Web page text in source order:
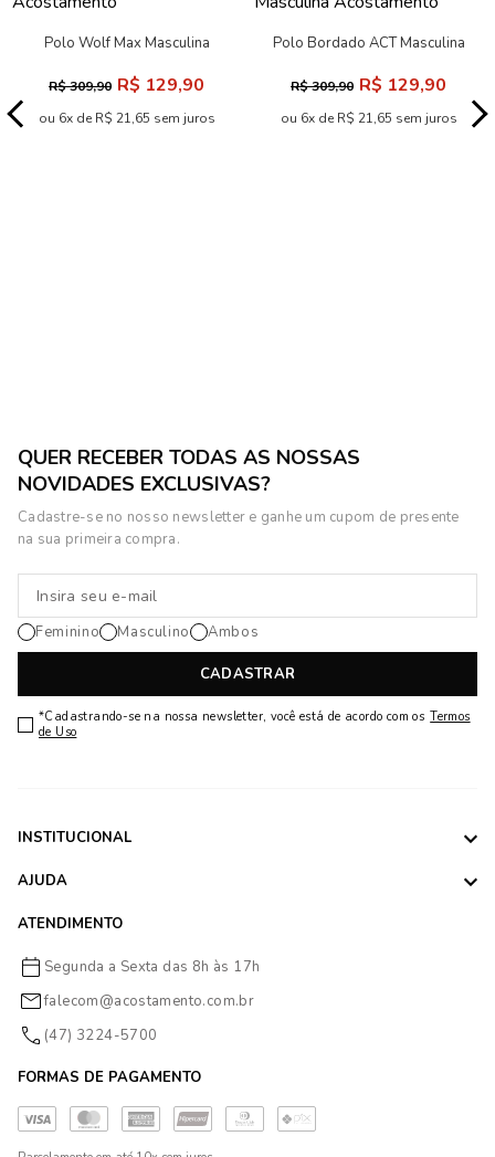
Polo Wolf Max Masculina
R$ 309,90 R$ 129,90
ou 6x de R$ 21,65 sem juros
Polo Bordado ACT Masculina
R$ 309,90 R$ 129,90
ou 6x de R$ 21,65 sem juros
QUER RECEBER TODAS AS NOSSAS
NOVIDADES EXCLUSIVAS?
Cadastre-se no nosso newsletter e ganhe um cupom de presente
na sua primeira compra.
CADASTRAR
Feminino Masculino Ambos
*Cadastrando-se na nossa newsletter, você está de acordo com os Termos
de Uso
INSTITUCIONAL
AJUDA
ATENDIMENTO
Segunda a Sexta das 8h às 17h
falecom@acostamento.com.br
(47) 3224-5700
FORMAS DE PAGAMENTO